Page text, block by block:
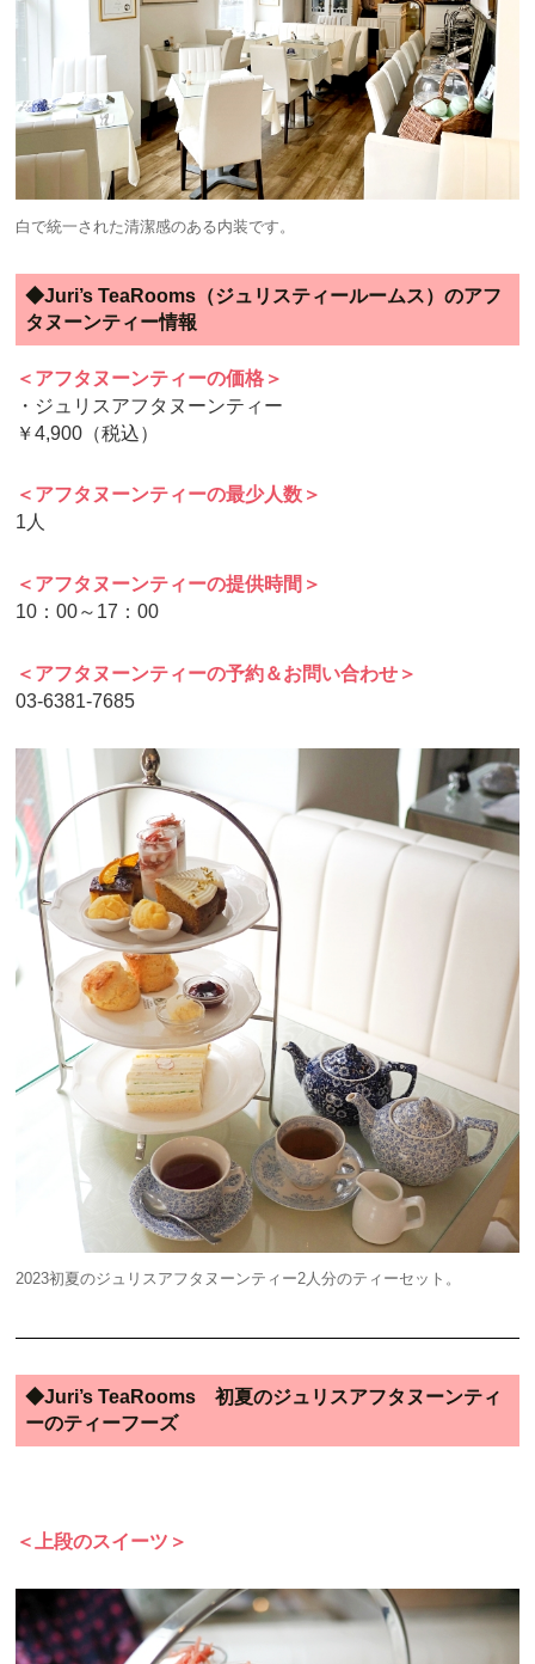
白で統一された清潔感のある内装です。
◆Juri’s TeaRooms（ジュリスティールームス）のアフ
タヌーンティー情報
＜アフタヌーンティーの価格＞
・ジュリスアフタヌーンティー
￥4,900（税込）
＜アフタヌーンティーの最少人数＞
1人
＜アフタヌーンティーの提供時間＞
10：00～17：00
＜アフタヌーンティーの予約＆お問い合わせ＞
03-6381-7685
2023初夏のジュリスアフタヌーンティー2人分のティーセット。
◆Juri’s TeaRooms 初夏のジュリスアフタヌーンティ
ーのティーフーズ
＜上段のスイーツ＞